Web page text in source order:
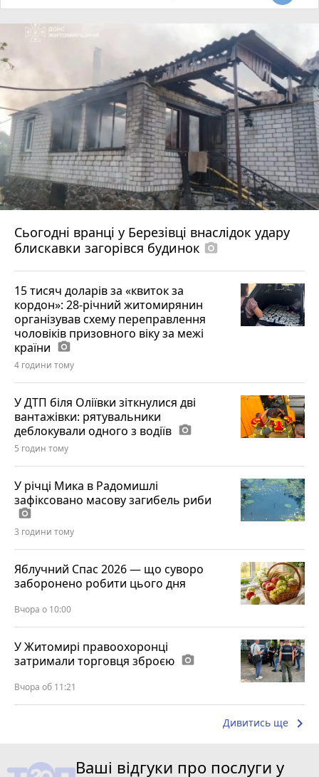
Сьогодні вранці у Березівці внаслідок удару
блискавки загорівся будинок photo_camera
15 тисяч доларів за «квиток за
кордон»: 28-річний житомирянин
організував схему переправлення
чоловіків призовного віку за межі
країни photo_camera
4 години тому
У ДТП біля Оліївки зіткнулися дві
вантажівки: рятувальники
деблокували одного з водіїв photo_camera
5 годин тому
У річці Мика в Радомишлі
зафіксовано масову загибель риби
photo_camera
3 години тому
Яблучний Спас 2026 — що суворо
заборонено робити цього дня
Вчора о 10:00
У Житомирі правоохоронці
затримали торговця зброєю photo_camera
Вчора об 11:21
Дивитись ще keyboard_arrow_right
Ваші відгуки про послуги у